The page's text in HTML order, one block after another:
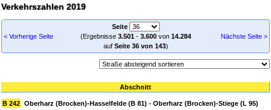
Verkehrszahlen 2019
< Vorherige Seite
Seite
(Ergebnisse 3.501- 3.600von 14.284
auf Seite 36 von 143)
Nächste Seite >
Abschnitt
B 242 Oberharz (Brocken)-Hasselfelde (B 81) - Oberharz (Brocken)-Stiege (L 95)